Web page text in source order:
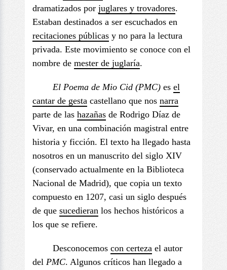
dramatizados por juglares y trovadores.
Estaban destinados a ser escuchados en
recitaciones públicas y no para la lectura
privada. Este movimiento se conoce con el
nombre de mester de juglaría.
El Poema de Mio Cid (PMC) es el
cantar de gesta castellano que nos narra
parte de las hazañas de Rodrigo Díaz de
Vivar, en una combinación magistral entre
historia y ficción. El texto ha llegado hasta
nosotros en un manuscrito del siglo XIV
(conservado actualmente en la Biblioteca
Nacional de Madrid), que copia un texto
compuesto en 1207, casi un siglo después
de que sucedieran los hechos históricos a
los que se refiere.
Desconocemos con certeza el autor
del PMC. Algunos críticos han llegado a